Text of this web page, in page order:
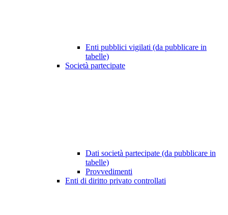
Enti pubblici vigilati (da pubblicare in
tabelle)
Società partecipate
Dati società partecipate (da pubblicare in
tabelle)
Provvedimenti
Enti di diritto privato controllati